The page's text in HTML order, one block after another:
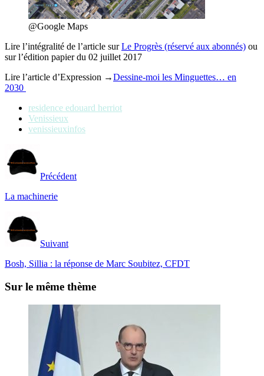
@Google Maps
Lire l’intégralité de l’article surLe Progrès (réservé aux abonnés) ou
sur l’édition papier du 02 juillet 2017
Lire l’article d’Expression →Dessine-moi les Minguettes… en
2030
residence edouard herriot
Venissieux
venissieuxinfos
Précédent
La machinerie
Suivant
Bosh, Sillia : la réponse de Marc Soubitez, CFDT
Sur le même thème